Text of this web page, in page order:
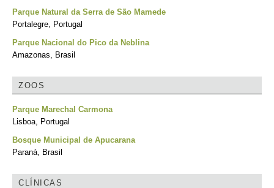
Parque Natural da Serra de São Mamede
Portalegre, Portugal
Parque Nacional do Pico da Neblina
Amazonas, Brasil
ZOOS
Parque Marechal Carmona
Lisboa, Portugal
Bosque Municipal de Apucarana
Paraná, Brasil
CLÍNICAS